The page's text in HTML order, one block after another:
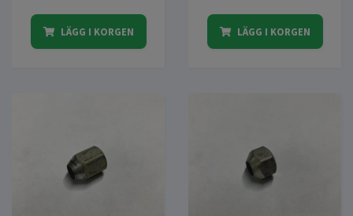
LÄGG I KORGEN LÄGG I KORGEN